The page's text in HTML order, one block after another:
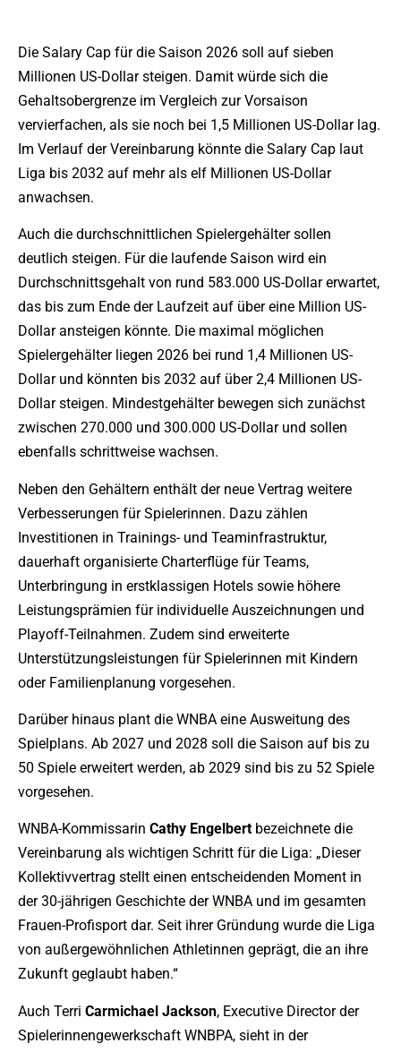
Die Salary Cap für die Saison 2026 soll auf sieben
Millionen US-Dollar steigen. Damit würde sich die
Gehaltsobergrenze im Vergleich zur Vorsaison
vervierfachen, als sie noch bei 1,5 Millionen US-Dollar lag.
Im Verlauf der Vereinbarung könnte die Salary Cap laut
Liga bis 2032 auf mehr als elf Millionen US-Dollar
anwachsen.
Auch die durchschnittlichen Spielergehälter sollen
deutlich steigen. Für die laufende Saison wird ein
Durchschnittsgehalt von rund 583.000 US-Dollar erwartet,
das bis zum Ende der Laufzeit auf über eine Million US-
Dollar ansteigen könnte. Die maximal möglichen
Spielergehälter liegen 2026 bei rund 1,4 Millionen US-
Dollar und könnten bis 2032 auf über 2,4 Millionen US-
Dollar steigen. Mindestgehälter bewegen sich zunächst
zwischen 270.000 und 300.000 US-Dollar und sollen
ebenfalls schrittweise wachsen.
Neben den Gehältern enthält der neue Vertrag weitere
Verbesserungen für Spielerinnen. Dazu zählen
Investitionen in Trainings- und Teaminfrastruktur,
dauerhaft organisierte Charterflüge für Teams,
Unterbringung in erstklassigen Hotels sowie höhere
Leistungsprämien für individuelle Auszeichnungen und
Playoff-Teilnahmen. Zudem sind erweiterte
Unterstützungsleistungen für Spielerinnen mit Kindern
oder Familienplanung vorgesehen.
Darüber hinaus plant die WNBA eine Ausweitung des
Spielplans. Ab 2027 und 2028 soll die Saison auf bis zu
50 Spiele erweitert werden, ab 2029 sind bis zu 52 Spiele
vorgesehen.
WNBA-Kommissarin Cathy Engelbert bezeichnete die
Vereinbarung als wichtigen Schritt für die Liga: „Dieser
Kollektivvertrag stellt einen entscheidenden Moment in
der 30-jährigen Geschichte derWNBA und im gesamten
Frauen-Profisport dar. Seit ihrer Gründung wurde die Liga
von außergewöhnlichen Athletinnen geprägt, die an ihre
Zukunft geglaubt haben.“
Auch Terri Carmichael Jackson, Executive Director der
Spielerinnengewerkschaft WNBPA, sieht in der